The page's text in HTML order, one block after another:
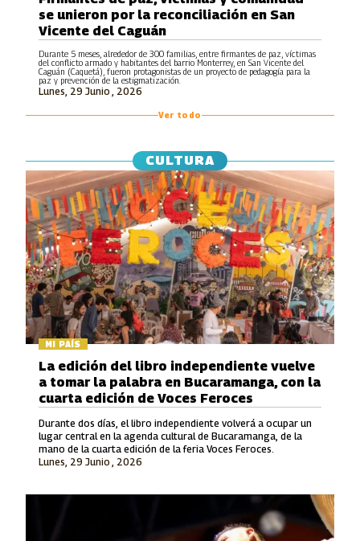
Lunes, 29 Junio , 2026
se unieron por la reconciliación en San
Vicente del Caguán
Durante 5 meses, alrededor de 300 familias, entre firmantes de paz, víctimas
del conflicto armado y habitantes del barrio Monterrey, en San Vicente del
Caguán (Caquetá), fueron protagonistas de un proyecto de pedagogía para la
paz y prevención de la estigmatización.
Ver todo
CULTURA
MI PAÍS
Durante dos días, el libro independiente volverá a ocupar un
lugar central en la agenda cultural de Bucaramanga, de la
mano de la cuarta edición de la feria Voces Feroces.
Lunes, 29 Junio , 2026
La edición del libro independiente vuelve
a tomar la palabra en Bucaramanga, con la
cuarta edición de Voces Feroces